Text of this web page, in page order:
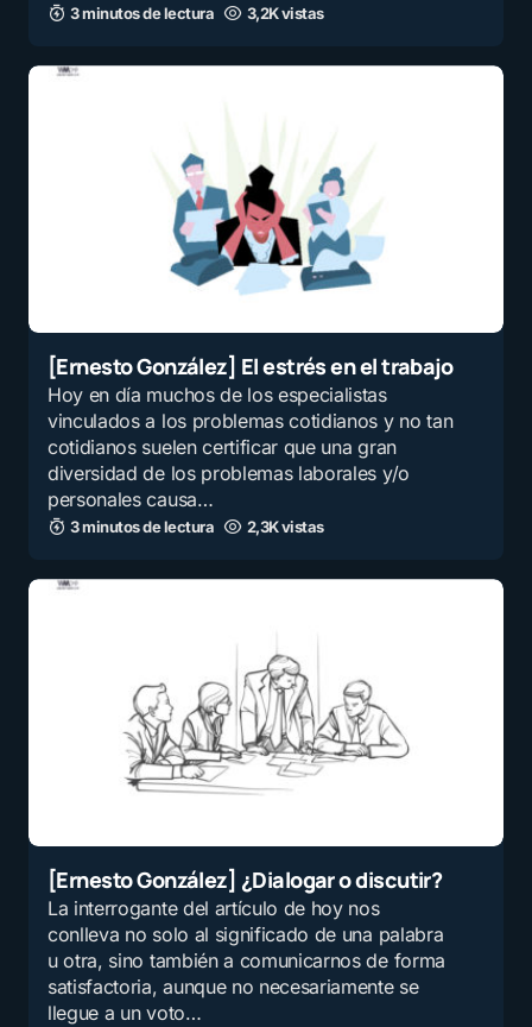
3 minutos de lectura 3,2K vistas
[Ernesto González] El estrés en el trabajo
Hoy en día muchos de los especialistas
vinculados a los problemas cotidianos y no tan
cotidianos suelen certificar que una gran
diversidad de los problemas laborales y/o
personales causa…
3 minutos de lectura 2,3K vistas
[Ernesto González] ¿Dialogar o discutir?
La interrogante del artículo de hoy nos
conlleva no solo al significado de una palabra
u otra, sino también a comunicarnos de forma
satisfactoria, aunque no necesariamente se
llegue a un voto…